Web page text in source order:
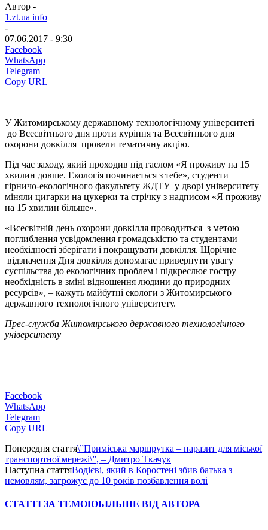
Автор -
1.zt.ua info
-
07.06.2017 - 9:30
Facebook
WhatsApp
Telegram
Copy URL
У Житомирському державному технологічному університеті
до Всесвітнього дня проти куріння та Всесвітнього дня
охорони довкілля провели тематичну акцію.
Під час заходу, який проходив під гаслом «Я проживу на 15
хвилин довше. Екологія починається з тебе», студенти
гірничо-екологічного факультету ЖДТУ у дворі університету
міняли цигарки на цукерки та стрічку з надписом «Я проживу
на 15 хвилин більше».
«Всесвітній день охорони довкілля проводиться з метою
поглиблення усвідомлення громадськістю та студентами
необхідності зберігати і покращувати довкілля. Щорічне
відзначення Дня довкілля допомагає привернути увагу
суспільства до екологічних проблем і підкреслює гостру
необхідність в зміні відношення людини до природних
ресурсів», – кажуть майбутні екологи з Житомирського
державного технологічного університету.
Прес-служба Житомирського державного технологічного
університету
Facebook
WhatsApp
Telegram
Copy URL
Попередня стаття\”Приміська маршрутка – паразит для міської
транспортної мережі\”, – Дмитро Ткачук
Наступна статтяВодієві, який в Коростені збив батька з
немовлям, загрожує до 10 років позбавлення волі
СТАТТІ ЗА ТЕМОЮБІЛЬШЕ ВІД АВТОРА